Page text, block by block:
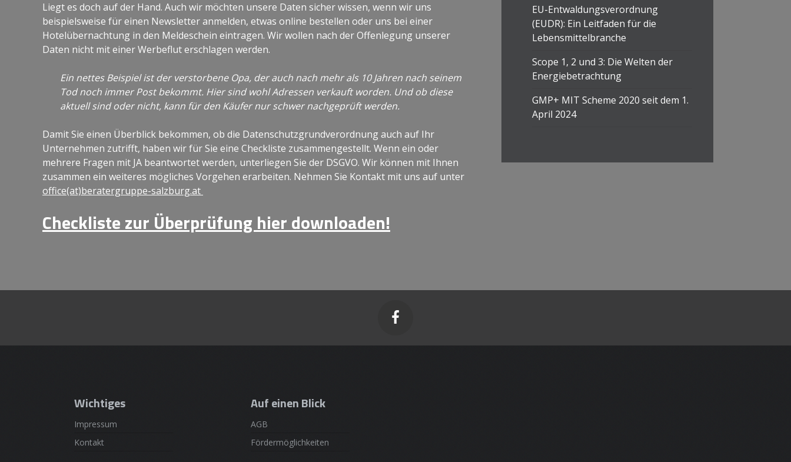
Liegt es doch auf der Hand. Auch wir möchten unsere Daten sicher wissen, wenn wir uns
beispielsweise für einen Newsletter anmelden, etwas online bestellen oder uns bei einer
Hotelübernachtung in den Meldeschein eintragen. Wir wollen nach der Offenlegung unserer
Daten nicht mit einer Werbeflut erschlagen werden.
Ein nettes Beispiel ist der verstorbene Opa, der auch nach mehr als 10 Jahren nach seinem
Tod noch immer Post bekommt. Hier sind wohl Adressen verkauft worden. Und ob diese
aktuell sind oder nicht, kann für den Käufer nur schwer nachgeprüft werden.
Damit Sie einen Überblick bekommen, ob die Datenschutzgrundverordnung auch auf Ihr
Unternehmen zutrifft, haben wir für Sie eine Checkliste zusammengestellt. Wenn ein oder
mehrere Fragen mit JA beantwortet werden, unterliegen Sie der DSGVO. Wir können mit Ihnen
zusammen ein weiteres mögliches Vorgehen erarbeiten. Nehmen Sie Kontakt mit uns auf unter
office(at)beratergruppe-salzburg.at
Checkliste zur Überprüfung hier downloaden!
EU-Entwaldungsverordnung
(EUDR): Ein Leitfaden für die
Lebensmittelbranche
Scope 1, 2 und 3: Die Welten der
Energiebetrachtung
GMP+ MIT Scheme 2020 seit dem 1.
April 2024

Wichtiges
Impressum
Kontakt
Auf einen Blick
AGB
Fördermöglichkeiten